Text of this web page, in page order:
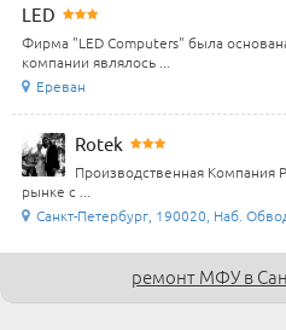
LED
Фирма "LED Computers" была
компании являлось ...
Ереван
Rotek
Производственная Компания
рынке с ...
Санкт-Петербург, 190020, Наб.
ремонт МФУ в